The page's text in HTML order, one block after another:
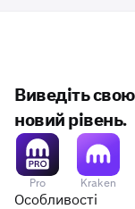
Виведіть
новий рівень.
Pro Kraken
Особливості